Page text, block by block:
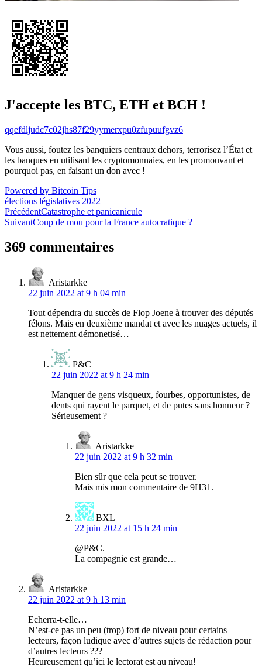
J'accepte les BTC, ETH et BCH !
qqefdljudc7c02jhs87f29yymerxpu0zfupuufgvz6
Vous aussi, foutez les banquiers centraux dehors, terrorisez l’État et
les banques en utilisant les cryptomonnaies, en les promouvant et
pourquoi pas, en faisant un don avec !
Powered by Bitcoin Tips
élections législatives 2022
Navigation
de
l’article
PrécédentCatastrophe et panicanicule
SuivantCoup de mou pour la France autocratique ?
369 commentaires
Aristarkke
22 juin 2022 at 9 h 04 min
Tout dépendra du succès de Flop Joene à trouver des députés
félons. Mais en deuxième mandat et avec les nuages actuels, il
est nettement démonetisé…
P&C
22 juin 2022 at 9 h 24 min
Manquer de gens visqueux, fourbes, opportunistes, de
dents qui rayent le parquet, et de putes sans honneur ?
Sérieusement ?
Aristarkke
22 juin 2022 at 9 h 32 min
Bien sûr que cela peut se trouver.
Mais mis mon commentaire de 9H31.
BXL
22 juin 2022 at 15 h 24 min
@P&C.
La compagnie est grande…
Aristarkke
22 juin 2022 at 9 h 13 min
Echerra-t-elle…
N’est-ce pas un peu (trop) fort de niveau pour certains
lecteurs, façon ludique avec d’autres sujets de rédaction pour
d’autres lecteurs ???
Heureusement qu’ici le lectorat est au niveau!